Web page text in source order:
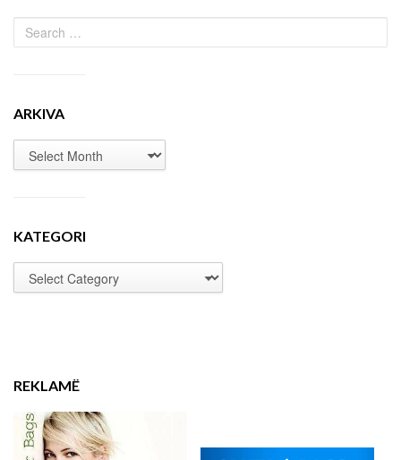
ARKIVA
KATEGORI
REKLAMË